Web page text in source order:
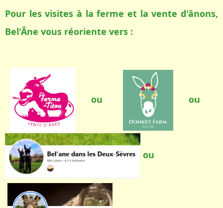
Pour les visites à la ferme et la vente d'ânons,
Bel'Âne vous réoriente vers :
ou ou
ou